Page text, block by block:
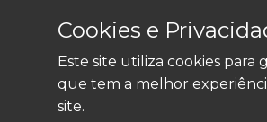
LEGAL
Cookies e
Este site utiliza cookies para
que tem a melhor
site.